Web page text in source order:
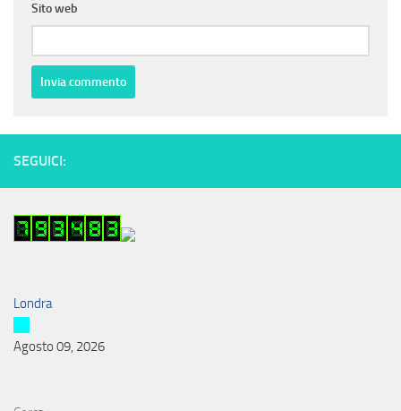
Sito web
SEGUICI:
Londra
Agosto 09, 2026